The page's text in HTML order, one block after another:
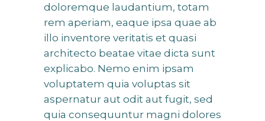
doloremque laudantium, totam
rem aperiam, eaque ipsa quae ab
illo inventore veritatis et quasi
architecto beatae vitae dicta sunt
explicabo. Nemo enim ipsam
voluptatem quia voluptas sit
aspernatur aut odit aut fugit, sed
quia consequuntur magni dolores